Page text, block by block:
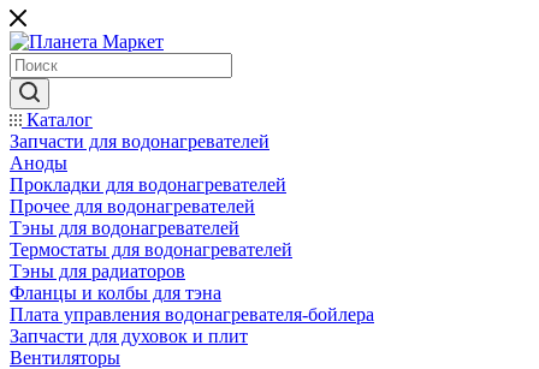
Каталог
Запчасти для водонагревателей
Аноды
Прокладки для водонагревателей
Прочее для водонагревателей
Тэны для водонагревателей
Термостаты для водонагревателей
Тэны для радиаторов
Фланцы и колбы для тэна
Плата управления водонагревателя-бойлера
Запчасти для духовок и плит
Вентиляторы